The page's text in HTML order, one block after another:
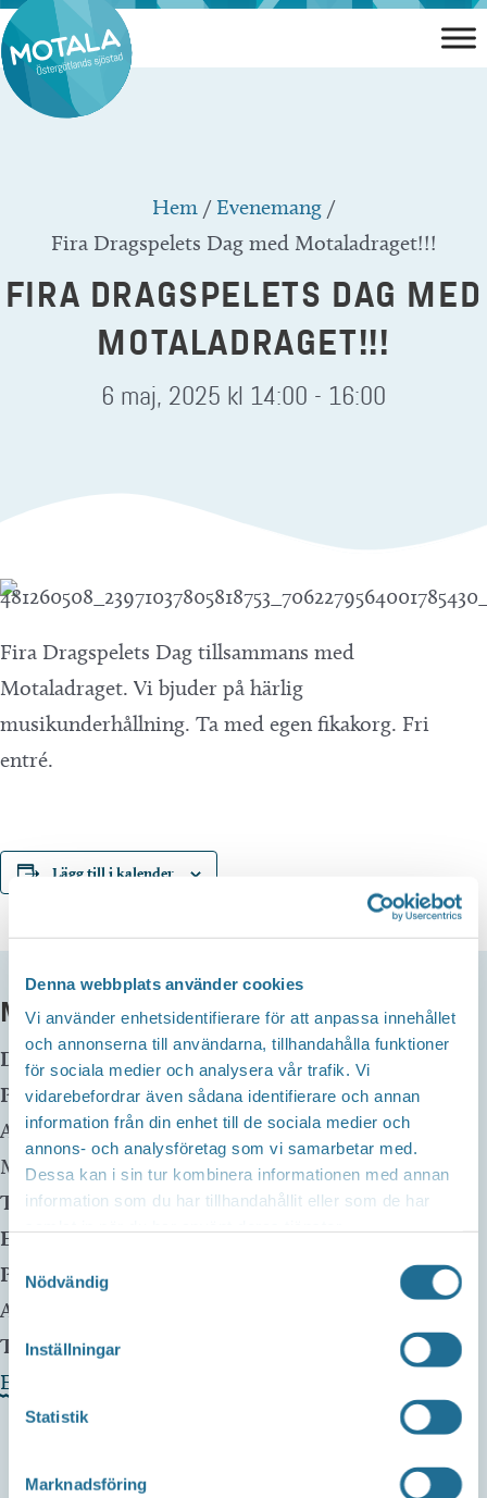
Denna webbplats använder cookies
Vi använder enhetsidentifierare för att anpassa innehållet
och annonserna till användarna, tillhandahålla funktioner
för sociala medier och analysera vår trafik. Vi
vidarebefordrar även sådana identifierare och annan
information från din enhet till de sociala medier och
annons- och analysföretag som vi samarbetar med.
Dessa kan i sin tur kombinera informationen med annan
information som du har tillhandahållit eller som de har
Nödvändig
Inställningar
Statistik
Marknadsföring
Hoppa
till
innehåll
Hem /Evenemang /
Fira Dragspelets Dag med Motaladraget!!!
FIRA DRAGSPELETS DAG MED
MOTALADRAGET!!!
6 maj, 2025 kl 14:00 - 16:00
Fira Dragspelets Dag tillsammans med
Motaladraget. Vi bjuder på härlig
musikunderhållning. Ta med egen fikakorg. Fri
entré.
Lägg till i kalender
MER INFO
Datum: 6 maj, 2025 kl 14:00- 16:00
Plats:IOGT-NTO Poppelgatan 6, Motala
Adress: Poppelgatan 6
Motala, Sweden
Telefon:
E-mail:tomas@bjorkastorgard.se
Pris:Gratis
Arrangör:
Telefonnummer arrangör:
Evenemangets webbplats »